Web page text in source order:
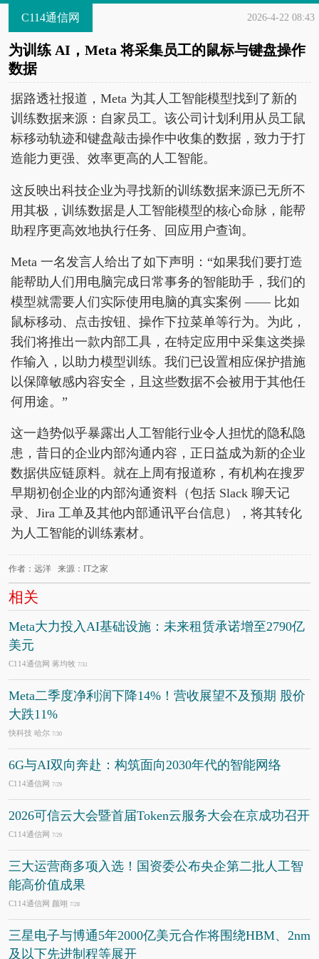
C114通信网 2026-4-22 08:43
为训练 AI，Meta 将采集员工的鼠标与键盘操作
数据
据路透社报道，Meta 为其人工智能模型找到了新的
训练数据来源：自家员工。该公司计划利用从员工鼠
标移动轨迹和键盘敲击操作中收集的数据，致力于打
造能力更强、效率更高的人工智能。
这反映出科技企业为寻找新的训练数据来源已无所不
用其极，训练数据是人工智能模型的核心命脉，能帮
助程序更高效地执行任务、回应用户查询。
Meta 一名发言人给出了如下声明：“如果我们要打造
能帮助人们用电脑完成日常事务的智能助手，我们的
模型就需要人们实际使用电脑的真实案例 —— 比如
鼠标移动、点击按钮、操作下拉菜单等行为。为此，
我们将推出一款内部工具，在特定应用中采集这类操
作输入，以助力模型训练。我们已设置相应保护措施
以保障敏感内容安全，且这些数据不会被用于其他任
何用途。”
这一趋势似乎暴露出人工智能行业令人担忧的隐私隐
患，昔日的企业内部沟通内容，正日益成为新的企业
数据供应链原料。就在上周有报道称，有机构在搜罗
早期初创企业的内部沟通资料（包括 Slack 聊天记
录、Jira 工单及其他内部通讯平台信息），将其转化
为人工智能的训练素材。
作者：远洋 来源：IT之家
相关
Meta大力投入AI基础设施：未来租赁承诺增至2790亿
美元
C114通信网 蒋均牧 7/31
Meta二季度净利润下降14%！营收展望不及预期 股价
大跌11%
快科技 哈尔 7/30
6G与AI双向奔赴：构筑面向2030年代的智能网络
C114通信网 7/29
2026可信云大会暨首届Token云服务大会在京成功召开
C114通信网 7/29
三大运营商多项入选！国资委公布央企第二批人工智
能高价值成果
C114通信网 颜翊 7/28
三星电子与博通5年2000亿美元合作将围绕HBM、2nm
及以下先进制程等展开